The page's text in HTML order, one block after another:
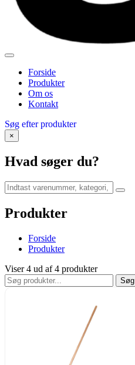
Forside
Produkter
Om os
Kontakt
Søg efter produkter
×
Hvad søger du?
Produkter
Forside
Produkter
Viser 4 ud af 4 produkter
Søg